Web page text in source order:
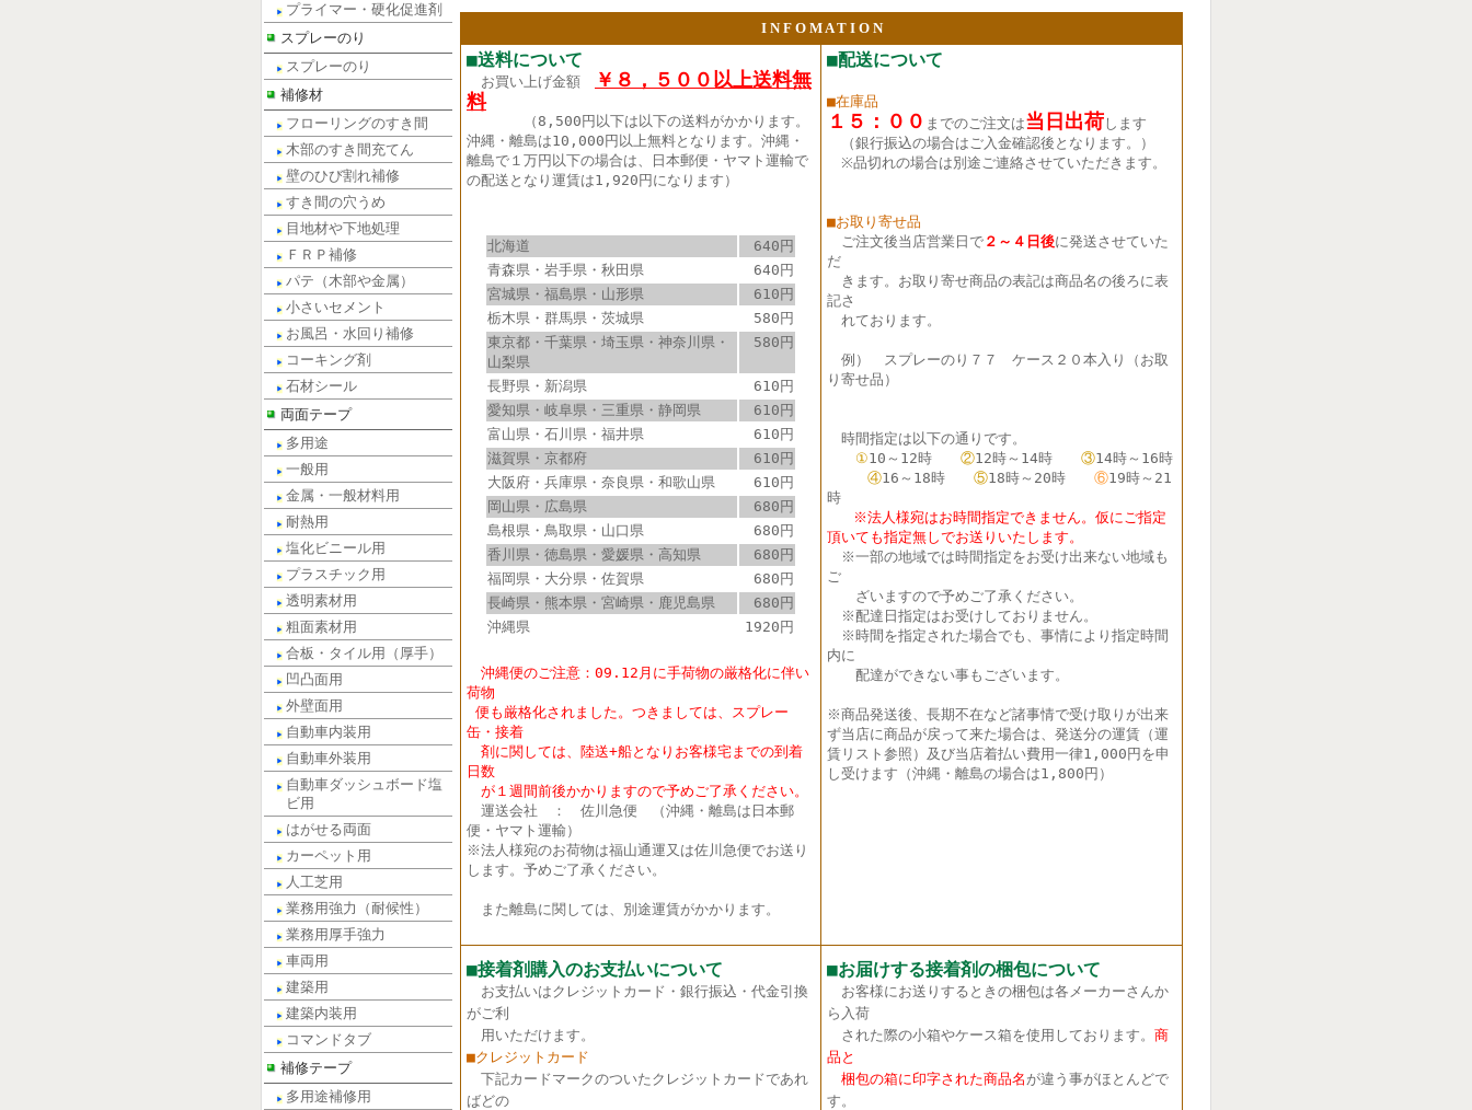
プライマー・硬化促進剤
スプレーのり
スプレーのり
補修材
フローリングのすき間
木部のすき間充てん
壁のひび割れ補修
すき間の穴うめ
目地材や下地処理
ＦＲＰ補修
パテ（木部や金属）
小さいセメント
お風呂・水回り補修
コーキング剤
石材シール
両面テープ
多用途
一般用
金属・一般材料用
耐熱用
塩化ビニール用
プラスチック用
透明素材用
粗面素材用
合板・タイル用（厚手）
凹凸面用
外壁面用
自動車内装用
自動車外装用
自動車ダッシュボード塩
ビ用
はがせる両面
カーペット用
人工芝用
業務用強力（耐候性）
業務用厚手強力
車両用
建築用
建築内装用
コマンドタブ
補修テープ
多用途補修用
I N F O M A T I O N
■送料について
お買い上げ金額
￥８，５００以上送料無
料
（8,500円以下は以下の送料がかかります。
沖縄・離島は10,000円以上無料となります。沖縄・
離島で１万円以下の場合は、日本郵便・ヤマト運輸で
の配送となり運賃は1,920円になります）
北海道
640円
青森県・岩手県・秋田県
640円
宮城県・福島県・山形県
610円
栃木県・群馬県・茨城県
580円
東京都・千葉県・埼玉県・神奈川県・
山梨県
580円
長野県・新潟県
610円
愛知県・岐阜県・三重県・静岡県
610円
富山県・石川県・福井県
610円
滋賀県・京都府
610円
大阪府・兵庫県・奈良県・和歌山県
610円
岡山県・広島県
680円
島根県・鳥取県・山口県
680円
香川県・徳島県・愛媛県・高知県
680円
福岡県・大分県・佐賀県
680円
長崎県・熊本県・宮崎県・鹿児島県
680円
沖縄県
1920円
沖縄便のご注意：09.12月に手荷物の厳格化に伴い
荷物
便も厳格化されました。つきましては、スプレー
缶・接着
剤に関しては、陸送+船となりお客様宅までの到着
日数
が１週間前後かかりますので予めご了承ください。
運送会社 ： 佐川急便 （沖縄・離島は日本郵
便・ヤマト運輸）
※法人様宛のお荷物は福山通運又は佐川急便でお送り
します。予めご了承ください。
また離島に関しては、別途運賃がかかります。
■配送について
■在庫品
１５：００ までのご注文は当日出荷 します
（銀行振込の場合はご入金確認後となります。）
※品切れの場合は別途ご連絡させていただきます。
■お取り寄せ品
ご注文後当店営業日で ２～４日後に発送させていた
だ
きます。お取り寄せ商品の表記は商品名の後ろに表
記さ
れております。
例） スプレーのり７７ ケース２０本入り（お取
り寄せ品）
時間指定は以下の通りです。
①10～12時 ②12時～14時 ③14時～16時
④16～18時 ⑤18時～20時 ⑥19時～21
時
※法人様宛はお時間指定できません。仮にご指定
頂いても指定無しでお送りいたします。
※一部の地域では時間指定をお受け出来ない地域も
ご
ざいますので予めご了承ください。
※配達日指定はお受けしておりません。
※時間を指定された場合でも、事情により指定時間
内に
配達ができない事もございます。
※商品発送後、長期不在など諸事情で受け取りが出来
ず当店に商品が戻って来た場合は、発送分の運賃（運
賃リスト参照）及び当店着払い費用一律1,000円を申
し受けます（沖縄・離島の場合は1,800円）
■接着剤購入のお支払いについて
お支払いはクレジットカード・銀行振込・代金引換
がご利
用いただけます。
■クレジットカード
下記カードマークのついたクレジットカードであれ
ばどの
■お届けする接着剤の梱包について
お客様にお送りするときの梱包は各メーカーさんか
ら入荷
された際の小箱やケース箱を使用しております。 商
品と
梱包の箱に印字された商品名 が違う事がほとんどで
す。